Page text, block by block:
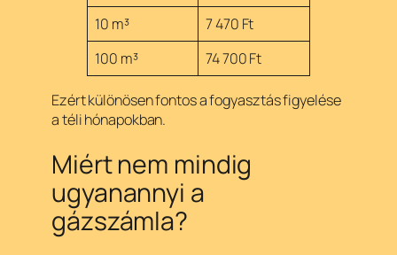
10 m³
7 470 Ft
100 m³
74 700 Ft
Ezért különösen fontos a fogyasztás figyelése
a téli hónapokban.
Miért nem mindig
ugyanannyi a
gázszámla?